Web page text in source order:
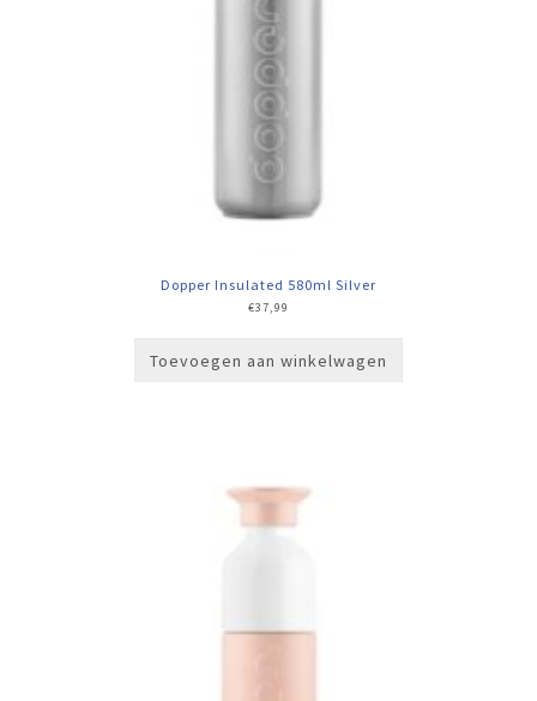
Dopper Insulated 580ml Silver
€37,99
Toevoegen aan winkelwagen